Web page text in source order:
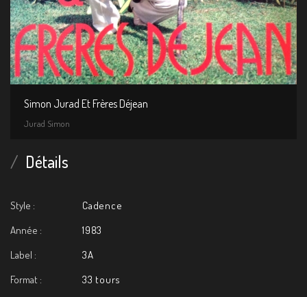
Simon Jurad Et Frères Déjean
Jurad Simon
Détails
Style :
Cadence
Année :
1983
Label :
3A
Format :
33 tours